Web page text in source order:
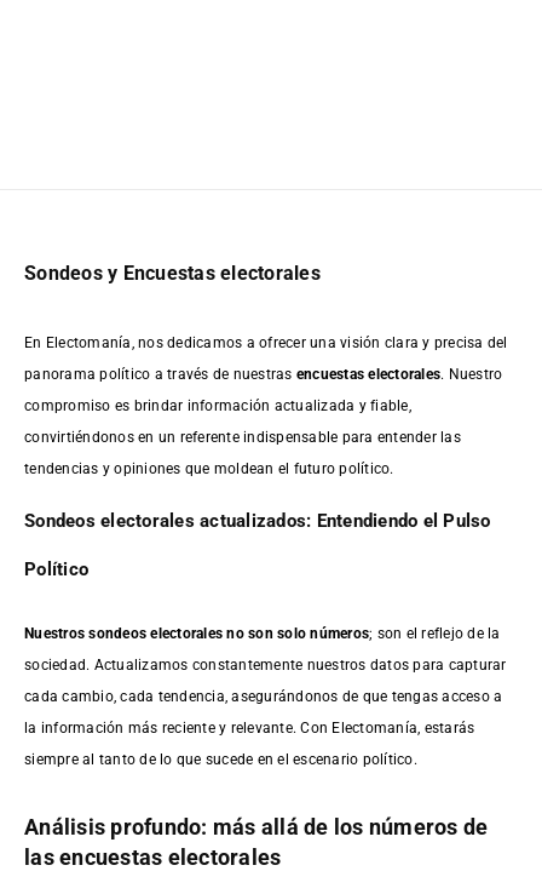
Sondeos y Encuestas electorales
En Electomanía, nos dedicamos a ofrecer una visión clara y precisa del
panorama político a través de nuestras encuestas electorales. Nuestro
compromiso es brindar información actualizada y fiable,
convirtiéndonos en un referente indispensable para entender las
tendencias y opiniones que moldean el futuro político.
Sondeos electorales actualizados: Entendiendo el Pulso
Político
Nuestros sondeos electorales no son solo números; son el reflejo de la
sociedad. Actualizamos constantemente nuestros datos para capturar
cada cambio, cada tendencia, asegurándonos de que tengas acceso a
la información más reciente y relevante. Con Electomanía, estarás
siempre al tanto de lo que sucede en el escenario político.
Análisis profundo: más allá de los números de
las encuestas electorales